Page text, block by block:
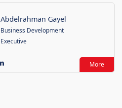
Abdelrahman Gayel
Business Development
Executive
More